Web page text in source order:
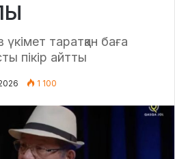
таратқан баға
пікір айтты
1 100